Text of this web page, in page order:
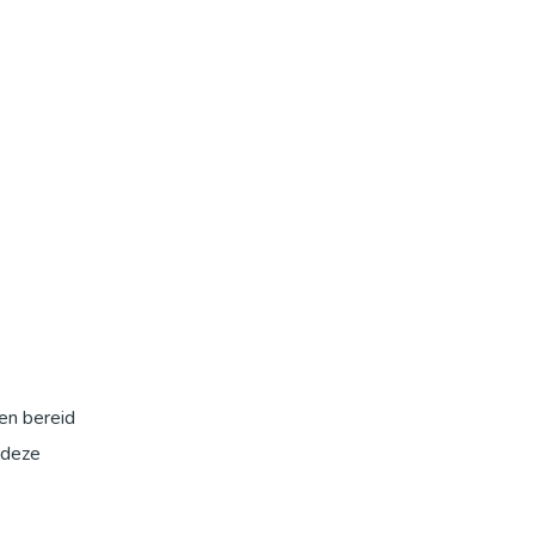
bereid